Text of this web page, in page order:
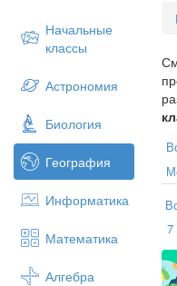
Начальные
классы
Астрономия
Биология
География
Информатика
Математика
Алгебра
7